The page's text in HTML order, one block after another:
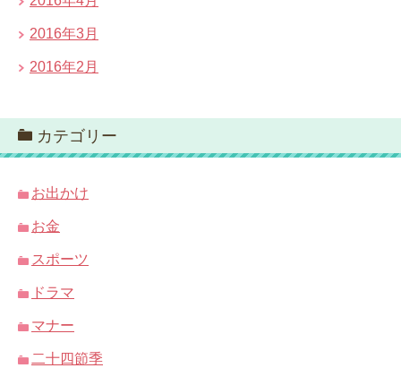
2016年3月
2016年2月
カテゴリー
お出かけ
お金
スポーツ
ドラマ
マナー
二十四節季